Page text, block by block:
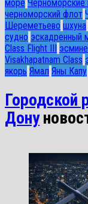
море Черноморские
черноморский флот
Шереметьево шхуна
судно эскадренный
Class Flight III
Visakhapatnam Class
якорь Ямал Яны Капу
Городской
Дону